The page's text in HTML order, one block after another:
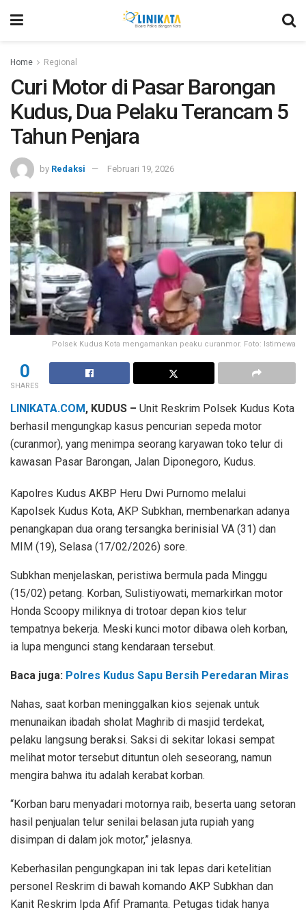
Home Regional
Curi Motor di Pasar Barongan
Kudus, Dua Pelaku Terancam 5
Tahun Penjara
by Redaksi Februari 19, 2026
Polsek Kudus Kota mengamankan peaku curanmor. Foto: Istimewa
0
SHARES
LINIKATA.COM, KUDUS – Unit Reskrim Polsek Kudus Kota
berhasil mengungkap kasus pencurian sepeda motor
(curanmor), yang menimpa seorang karyawan toko telur di
kawasan Pasar Barongan, Jalan Diponegoro, Kudus.
Kapolres Kudus AKBP Heru Dwi Purnomo melalui
Kapolsek Kudus Kota, AKP Subkhan, membenarkan adanya
penangkapan dua orang tersangka berinisial VA (31) dan
MIM (19), Selasa (17/02/2026) sore.
Subkhan menjelaskan, peristiwa bermula pada Minggu
(15/02) petang. Korban, Sulistiyowati, memarkirkan motor
Honda Scoopy miliknya di trotoar depan kios telur
tempatnya bekerja. Meski kunci motor dibawa oleh korban,
ia lupa mengunci stang kendaraan tersebut.
Baca juga: Polres Kudus Sapu Bersih Peredaran Miras
Nahas, saat korban meninggalkan kios sejenak untuk
menunaikan ibadah sholat Maghrib di masjid terdekat,
pelaku langsung beraksi. Saksi di sekitar lokasi sempat
melihat motor tersebut dituntun oleh seseorang, namun
mengira bahwa itu adalah kerabat korban.
“Korban baru menyadari motornya raib, beserta uang setoran
hasil penjualan telur senilai belasan juta rupiah yang
disimpan di dalam jok motor,” jelasnya.
Keberhasilan pengungkapan ini tak lepas dari ketelitian
personel Reskrim di bawah komando AKP Subkhan dan
Kanit Reskrim Ipda Afif Pramanta. Petugas tidak hanya